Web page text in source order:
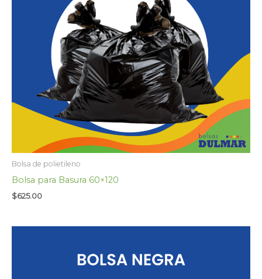
Bolsa de polietileno
Bolsa para Basura 60×120
$625.00